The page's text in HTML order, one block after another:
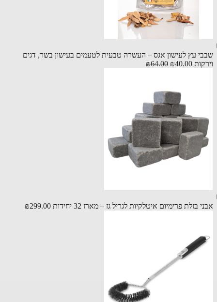
עץ לעישון אגס – העשרה טבעית לטעמים בעישון בשר, דגים
₪40.00
₪64.00
בזלת פרימיום איטלקיות לגריל גז – מארז 32 יחידות ₪299.00